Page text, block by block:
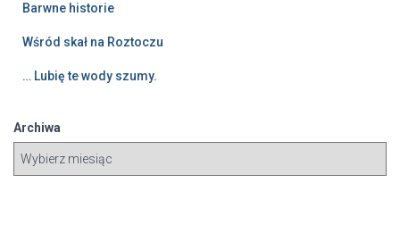
Barwne historie
Wśród skał na Roztoczu
… Lubię te wody szumy.
Archiwa